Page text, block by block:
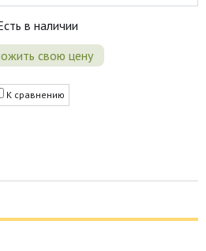
в наличии
свою цену
К сравнению